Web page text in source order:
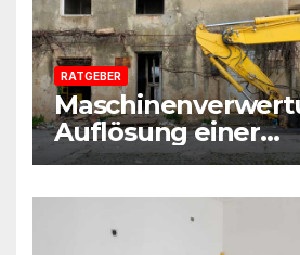
RATGEBER
Auflösung einer
Sanierungsfirma:
Beratersicht